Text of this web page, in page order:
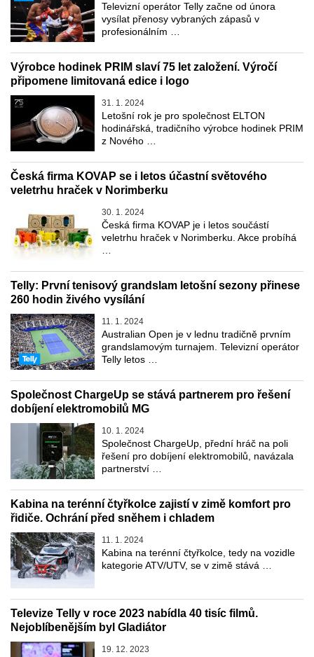
Televizní operátor Telly začne od února
vysílat přenosy vybraných zápasů v
profesionálním …
Výrobce hodinek PRIM slaví 75 let založení. Výročí
připomene limitovaná edice i logo
31. 1. 2024
Letošní rok je pro společnost ELTON
hodinářská, tradičního výrobce hodinek PRIM
z Nového …
Česká firma KOVAP se i letos účastní světového
veletrhu hraček v Norimberku
30. 1. 2024
Česká firma KOVAP je i letos součástí
veletrhu hraček v Norimberku. Akce probíhá
Telly: První tenisový grandslam letošní sezony přinese
260 hodin živého vysílání
11. 1. 2024
Australian Open je v lednu tradičně prvním
grandslamovým turnajem. Televizní operátor
Telly letos …
Společnost ChargeUp se stává partnerem pro řešení
dobíjení elektromobilů MG
10. 1. 2024
Společnost ChargeUp, přední hráč na poli
řešení pro dobíjení elektromobilů, navázala
partnerství …
Kabina na terénní čtyřkolce zajistí v zimě komfort pro
řidiče. Ochrání před sněhem i chladem
11. 1. 2024
Kabina na terénní čtyřkolce, tedy na vozidle
kategorie ATV/UTV, se v zimě stává …
Televize Telly v roce 2023 nabídla 40 tisíc filmů.
Nejoblíbenějším byl Gladiátor
19. 12. 2023